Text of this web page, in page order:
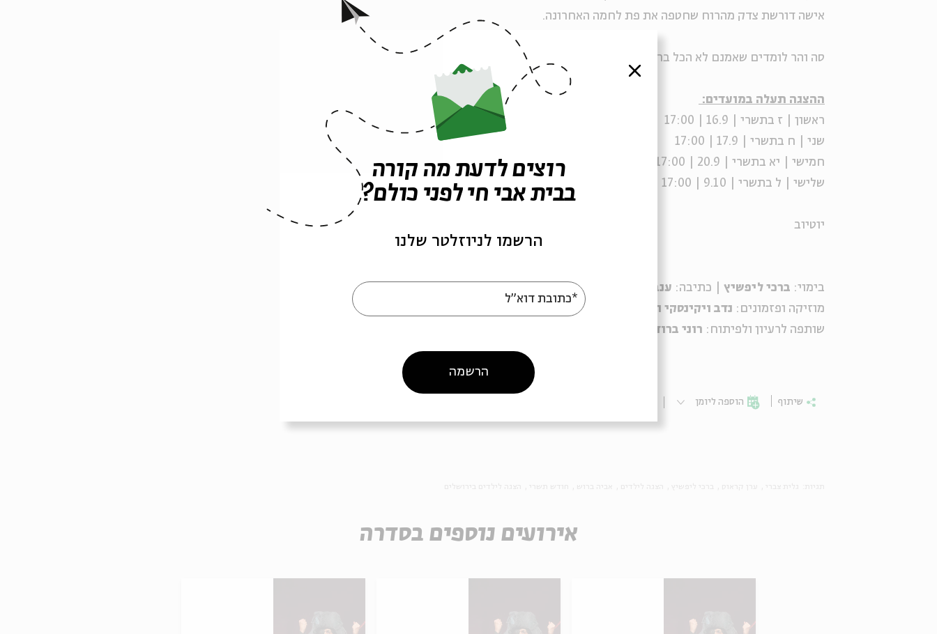
אישה דורשת צדק מהרוח שחטפה את פת לחמה האחרונה.
סה והר לומדים שאמנם לא הכל ברור ומובן בעולם, אך בדרך כלל לאירועים שקורים יש סיבה...
ההצגה תעלה במועדים:
ראשון | ז בתשרי | 16.9 | 17:00
שני | ח בתשרי | 17.9 | 17:00
חמישי | יא בתשרי | 20.9 | 17:00
שלישי | ל בתשרי | 9.10 | 17:00
יוטיוב
בימוי: ברכי ליפשיץ | כתיבה: ענבל לורי | עיצוב חלל ותלבושות:
מוזיקה ופזמונים: נדב ויקינסקי ונועה שמר | שחקנים יוצרים: גלית צברי, ערן קראוס ואביה ברוש
שותפה לרעיון ולפיתוח: רוני ברודצקי
שיתוף הוספה ליומן
אירועים נוספים בסדרה
סגור
רוצים לדעת מה קורה
בבית אבי חי לפני כולם?
הרשמו לניוזלטר שלנו
*כתובת דוא"ל
הרשמה